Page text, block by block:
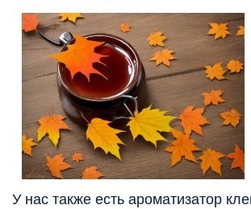
У нас также есть ароматизатор